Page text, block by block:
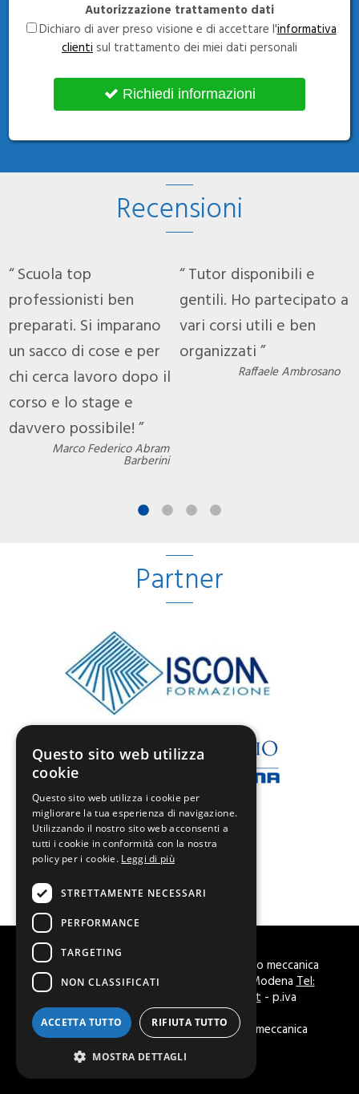
Autorizzazione trattamento dati
Dichiaro di aver preso visione e di accettare l'informativa
clienti sul trattamento dei miei dati personali
Richiedi informazioni
Recensioni
Scuola top
professionisti ben
preparati. Si imparano
un sacco di cose e per
chi cerca lavoro dopo il
corso e lo stage e
davvero possibile!
Marco Federico Abram
Barberini
Tutor disponibili e
gentili. Ho partecipato a
vari corsi utili e ben
organizzati
Raffaele Ambrosano
Partner
© Copyright 2018 Laboratorio tecnologico meccanica
c/o Iscom Formazione - Via Piave, 125 a ModenaTel:
info@iscom-modena.it- p.iva
00829580364 -Cookie
Corsi di formazione per il settore della meccanica
Web Agency
Questo sito web utilizza
cookie
Questo sito web utilizza i cookie per
migliorare la tua esperienza di navigazione.
Utilizzando il nostro sito web acconsenti a
tutti i cookie in conformità con la nostra
policy per i cookie. Leggi di più
STRETTAMENTE NECESSARI
PERFORMANCE
TARGETING
NON CLASSIFICATI
ACCETTA TUTTO RIFIUTA TUTTO
MOSTRA DETTAGLI